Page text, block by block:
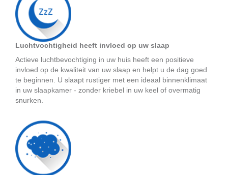
Luchtvochtigheid heeft invloed op uw slaap
Actieve luchtbevochtiging in uw huis heeft een positieve
invloed op de kwaliteit van uw slaap en helpt u de dag goed
te beginnen. U slaapt rustiger met een ideaal binnenklimaat
in uw slaapkamer - zonder kriebel in uw keel of overmatig
snurken.